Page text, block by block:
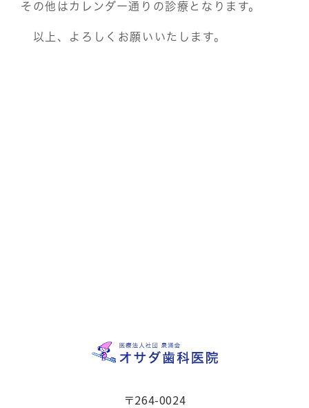
その他はカレンダー通りの診療となります。
以上、よろしくお願いいたします。
〒264-0024